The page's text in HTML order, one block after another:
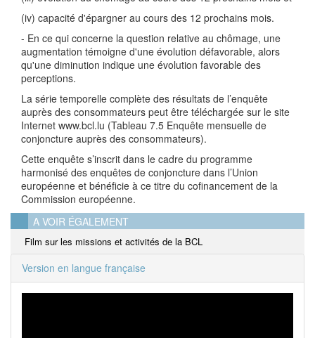
(iv) capacité d'épargner au cours des 12 prochains mois.
- En ce qui concerne la question relative au chômage, une
augmentation témoigne d'une évolution défavorable, alors
qu'une diminution indique une évolution favorable des
perceptions.
La série temporelle complète des résultats de l’enquête
auprès des consommateurs peut être téléchargée sur le site
Internet www.bcl.lu (Tableau 7.5 Enquête mensuelle de
conjoncture auprès des consommateurs).
Cette enquête s’inscrit dans le cadre du programme
harmonisé des enquêtes de conjoncture dans l’Union
européenne et bénéficie à ce titre du cofinancement de la
Commission européenne.
A VOIR ÉGALEMENT
Film sur les missions et activités de la BCL
Version en langue française